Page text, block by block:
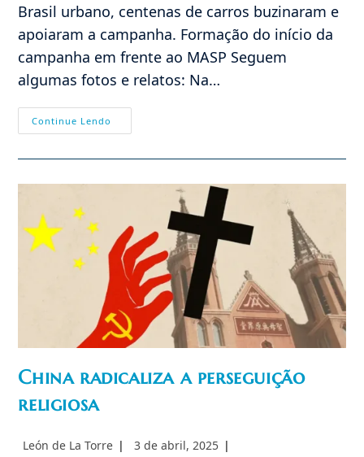
Brasil urbano, centenas de carros buzinaram e
apoiaram a campanha. Formação do início da
campanha em frente ao MASP Seguem
algumas fotos e relatos: Na…
Continue Lendo
Som
Buzinas
E
Comunismo
Ecoou
Na
Av.
Paulista!
Veja
Como
China radicaliza a perseguição
religiosa
Autor
León de La Torre
Post
3 de abril, 2025